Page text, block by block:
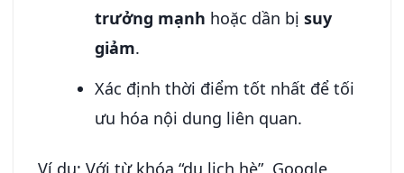
trưởng mạnh hoặc dần bịsuy
giảm.
Xác định thời điểm tốt nhất để tối
ưu hóa nội dung liên quan.